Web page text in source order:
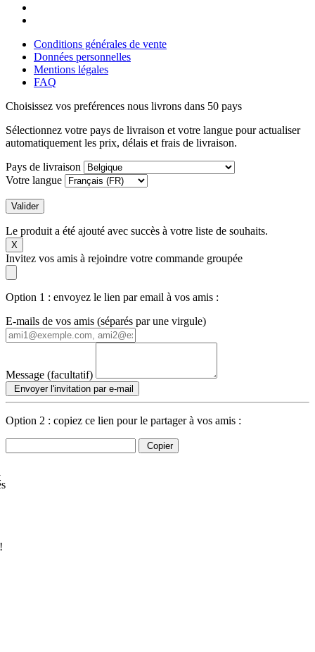
Conditions générales de vente
Données personnelles
Mentions légales
FAQ
Choisissez vos preférences nous livrons dans 50 pays
Sélectionnez votre pays de livraison et votre langue pour actualiser
automatiquement les prix, délais et frais de livraison.
Pays de livraison
Votre langue
Valider
Le produit a été ajouté avec succès à votre liste de souhaits.
X
Invitez vos amis à rejoindre votre commande groupée
Option 1 : envoyez le lien par email à vos amis :
E-mails de vos amis (séparés par une virgule)
Message (facultatif)
Envoyer l'invitation par e-mail
Option 2 : copiez ce lien pour le partager à vos amis :
Copier